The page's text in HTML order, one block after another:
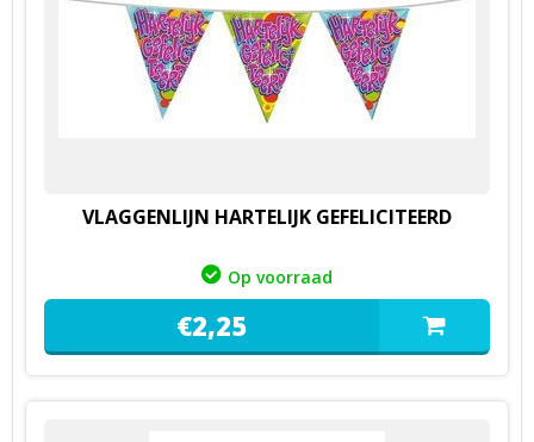
VLAGGENLIJN HARTELIJK GEFELICITEERD
Op voorraad
€2,25